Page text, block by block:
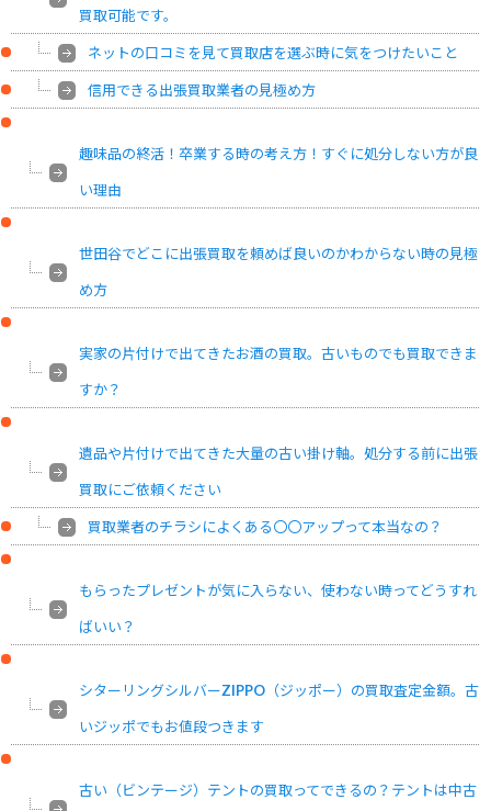
買取可能です。
ネットの口コミを見て買取店を選ぶ時に気をつけたいこと
信用できる出張買取業者の見極め方
趣味品の終活！卒業する時の考え方！すぐに処分しない方が良
い理由
世田谷でどこに出張買取を頼めば良いのかわからない時の見極
め方
実家の片付けで出てきたお酒の買取。古いものでも買取できま
すか？
遺品や片付けで出てきた大量の古い掛け軸。処分する前に出張
買取にご依頼ください
買取業者のチラシによくある〇〇アップって本当なの？
もらったプレゼントが気に入らない、使わない時ってどうすれ
ばいい？
シターリングシルバーZIPPO（ジッポー）の買取査定金額。古
いジッポでもお値段つきます
古い（ビンテージ）テントの買取ってできるの？テントは中古